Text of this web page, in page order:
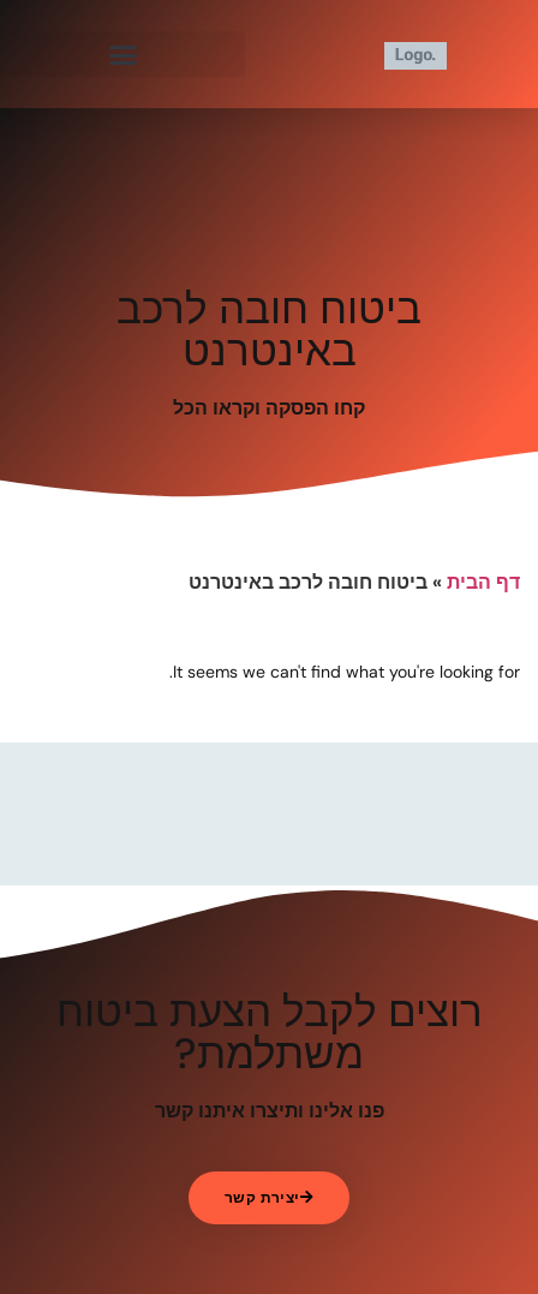
ביטוח חובה לרכב
באינטרנט
קחו הפסקה וקראו הכל
דף הבית»ביטוח חובה לרכב באינטרנט
It seems we can't find what you're looking for.
רוצים לקבל הצעת ביטוח
משתלמת?
פנו אלינו ותיצרו איתנו קשר
יצירת קשר